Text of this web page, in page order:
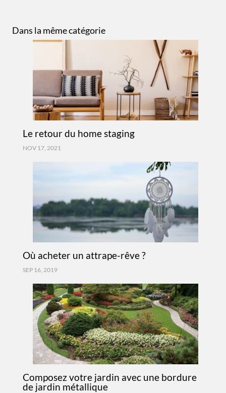
Dans la même catégorie
Le retour du home staging
NOV 17, 2021
Où acheter un attrape-rêve ?
SEP 16, 2019
Composez votre jardin avec une bordure
de jardin métallique